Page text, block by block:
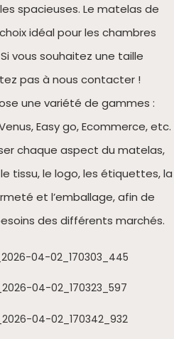
spacieuses. Le matelas de
idéal pour les chambres
vous souhaitez une taille
pas à nous contacter !
une variété de gammes :
Easy go, Ecommerce, etc.
chaque aspect du matelas,
tissu, le logo, les étiquettes, la
et l’emballage, afin de
des différents marchés.